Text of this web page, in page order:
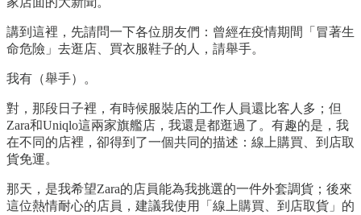
講到這裡，先請問一下各位朋友們：曾經在疫情期間「冒著生
命危險」去逛店、買衣服鞋子的人，請舉手。
我有（舉手）。
對，那段日子裡，有時候服裝店的工作人員還比客人多；但
Zara和Uniqlo這兩家旗艦店，我還是都逛過了。有趣的是，我
在不同的店裡，卻得到了一個共同的描述：線上購買、到店取
貨免運。
那天，是我希望Zara的店員能為我挑選的一件外套調貨；後來
這位熱情耐心的店員，建議我使用「線上購買、到店取貨」的